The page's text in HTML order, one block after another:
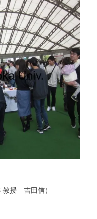
教授 吉田信）